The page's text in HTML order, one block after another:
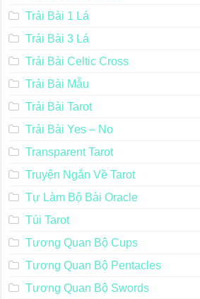
Trải Bài 1 Lá
Trải Bài 3 Lá
Trải Bài Celtic Cross
Trải Bài Mẫu
Trải Bài Tarot
Trải Bài Yes – No
Transparent Tarot
Truyện Ngắn Về Tarot
Tự Làm Bộ Bài Oracle
Túi Tarot
Tương Quan Bộ Cups
Tương Quan Bộ Pentacles
Tương Quan Bộ Swords